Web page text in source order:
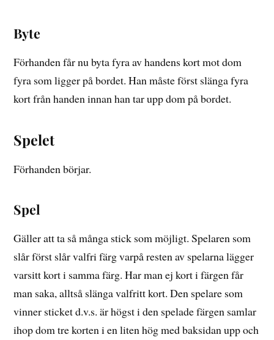
Byte
Förhanden får nu byta fyra av handens kort mot dom
fyra som ligger på bordet. Han måste först slänga fyra
kort från handen innan han tar upp dom på bordet.
Spelet
Förhanden börjar.
Spel
Gäller att ta så många stick som möjligt. Spelaren som
slår först slår valfri färg varpå resten av spelarna lägger
varsitt kort i samma färg. Har man ej kort i färgen får
man saka, alltså slänga valfritt kort. Den spelare som
vinner sticket d.v.s. är högst i den spelade färgen samlar
ihop dom tre korten i en liten hög med baksidan upp och